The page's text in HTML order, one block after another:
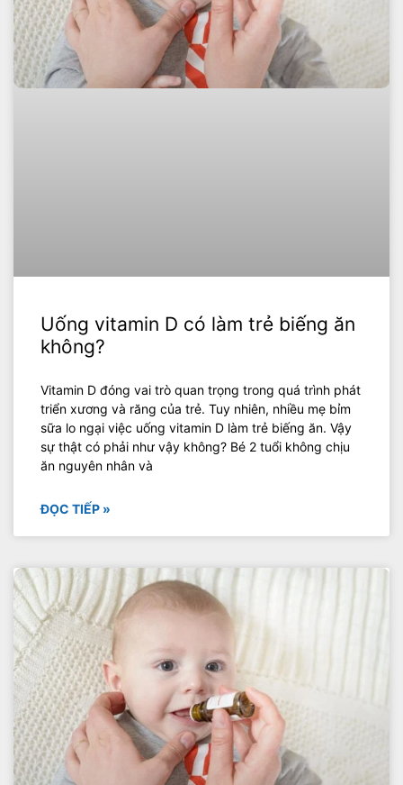
Uống vitamin D có làm trẻ biếng ăn
không?
Vitamin D đóng vai trò quan trọng trong quá trình phát
triển xương và răng của trẻ. Tuy nhiên, nhiều mẹ bỉm
sữa lo ngại việc uống vitamin D làm trẻ biếng ăn. Vậy
sự thật có phải như vậy không? Bé 2 tuổi không chịu
ăn nguyên nhân và
ĐỌC TIẾP »